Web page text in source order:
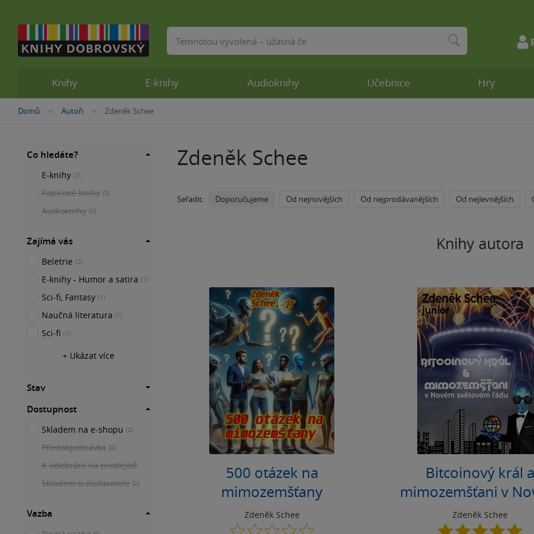
Nacházíte
Domů »Autoři »
Zdeněk Schee
Zdeněk Schee
Seřadit: Doporučujeme Od nejnovějších Od nejprodávanějších Od nejlevnějších
Knihy autora
500 otázek na
mimozemšťany
Zdeněk Schee
0.0
Bitcoinový král a
mimozemšťani v
světovém řádu
Zdeněk Schee
5.0
Co hledáte?
E-knihy (2)
Papírové knihy (0)
Audioknihy (0)
Zajímá vás
Beletrie (2)
E-knihy - Humor a satira (1)
Sci-fi, Fantasy (1)
Naučná literatura (1)
Sci-fi (1)
+ Ukázat více
Stav
Dostupnost
Skladem na e-shopu (2)
Předobjednávka (0)
K odebrání na prodejně
Skladem u dodavatele (0)
Vazba
Knihy E-knihy Audioknihy Učebnice Hry
Vyhledávání